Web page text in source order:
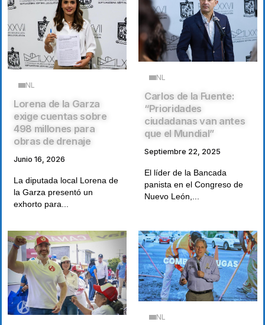
NL
Lorena de la Garza
exige cuentas sobre
498 millones para
obras de drenaje
Junio 16, 2026
La diputada local Lorena de
la Garza presentó un
exhorto para...
NL
Carlos de la Fuente:
“Prioridades
ciudadanas van antes
que el Mundial”
Septiembre 22, 2025
El líder de la Bancada
panista en el Congreso de
Nuevo León,...
NL